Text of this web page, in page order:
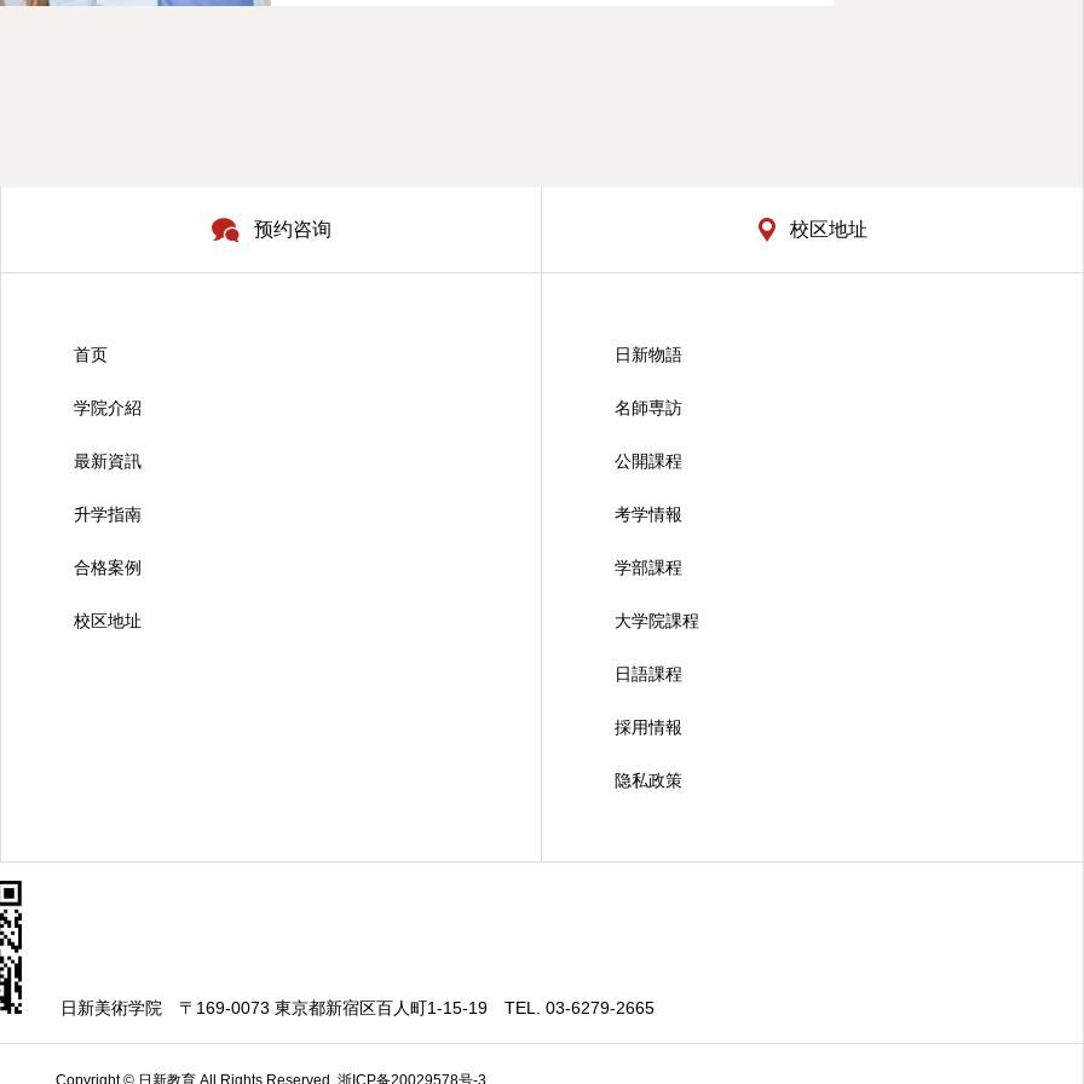
预约咨询 校区地址
首页
学院介紹
最新資訊
升学指南
合格案例
校区地址
日新物語
名師専訪
公開課程
考学情報
学部課程
大学院課程
日語課程
採用情報
隐私政策
日新美術学院 〒169-0073 東京都新宿区百人町1-15-19 TEL. 03-6279-2665
Copyright © 日新教育 All Rights Reserved. 浙ICP备20029578号-3